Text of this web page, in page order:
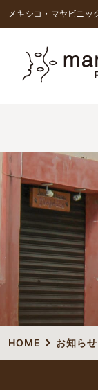
メキシコ・マヤビニッ
HOME お知らせ